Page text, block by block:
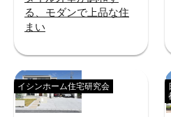
る、モダンで上品な住
まい
イシンホーム住宅研究会